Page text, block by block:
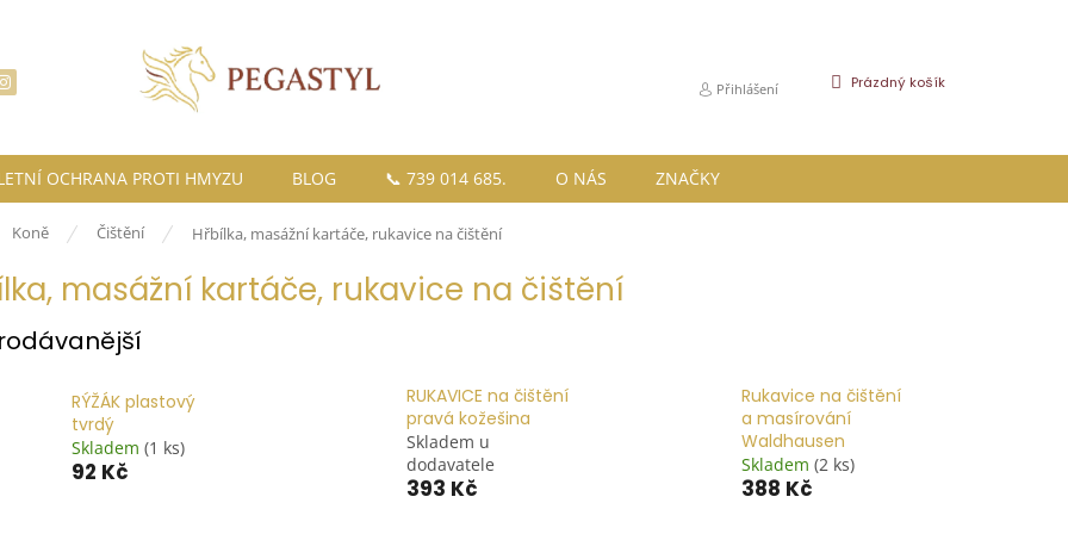
Přihlášení
NÁKUPNÍ
Prázdný košík
OCHRANA PROTI HMYZU BLOG 📞 739 014 685. O NÁS ZNAČKY
Koně Čištění Hřbílka, masážní kartáče, rukavice na čištění
masážní kartáče, rukavice na čištění
RÝŽÁK plastový
tvrdý
Skladem (1 ks)
92 Kč
RUKAVICE na čištění
pravá kožešina
Skladem u
dodavatele
393 Kč
Rukavice na čištění
a masírování
Waldhausen
Skladem (2 ks)
388 Kč